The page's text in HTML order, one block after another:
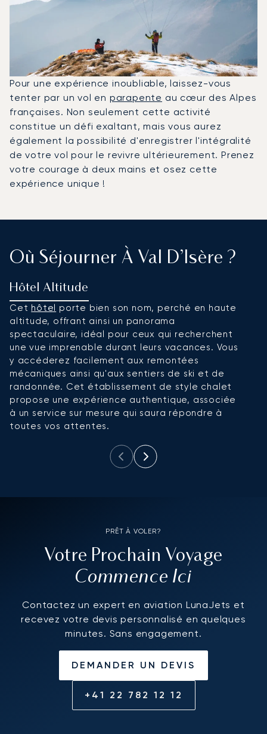
Pour une expérience inoubliable, laissez-vous
tenter par un vol en parapente au cœur des Alpes
françaises. Non seulement cette activité
constitue un défi exaltant, mais vous aurez
également la possibilité d'enregistrer l'intégralité
de votre vol pour le revivre ultérieurement. Prenez
votre courage à deux mains et osez cette
expérience unique !
Où Séjourner À Val D’Isère ?
Hôtel Altitude
Cet hôtel porte bien son nom, perché en haute
altitude, offrant ainsi un panorama
spectaculaire, idéal pour ceux qui recherchent
une vue imprenable durant leurs vacances. Vous
y accéderez facilement aux remontées
mécaniques ainsi qu'aux sentiers de ski et de
randonnée. Cet établissement de style chalet
propose une expérience authentique, associée
à un service sur mesure qui saura répondre à
toutes vos attentes.
PRÊT À VOLER?
Votre Prochain Voyage
Commence Ici
Contactez un expert en aviation LunaJets et
recevez votre devis personnalisé en quelques
minutes. Sans engagement.
DEMANDER UN DEVIS
+41 22 782 12 12